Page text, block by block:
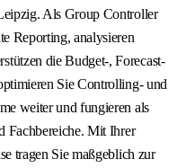
Als Group Controller
Reporting, analysieren
die Budget‑, Forecast‑
Sie Controlling‑ und
weiter und fungieren als
Fachbereiche. Mit Ihrer
tragen Sie maßgeblich zur